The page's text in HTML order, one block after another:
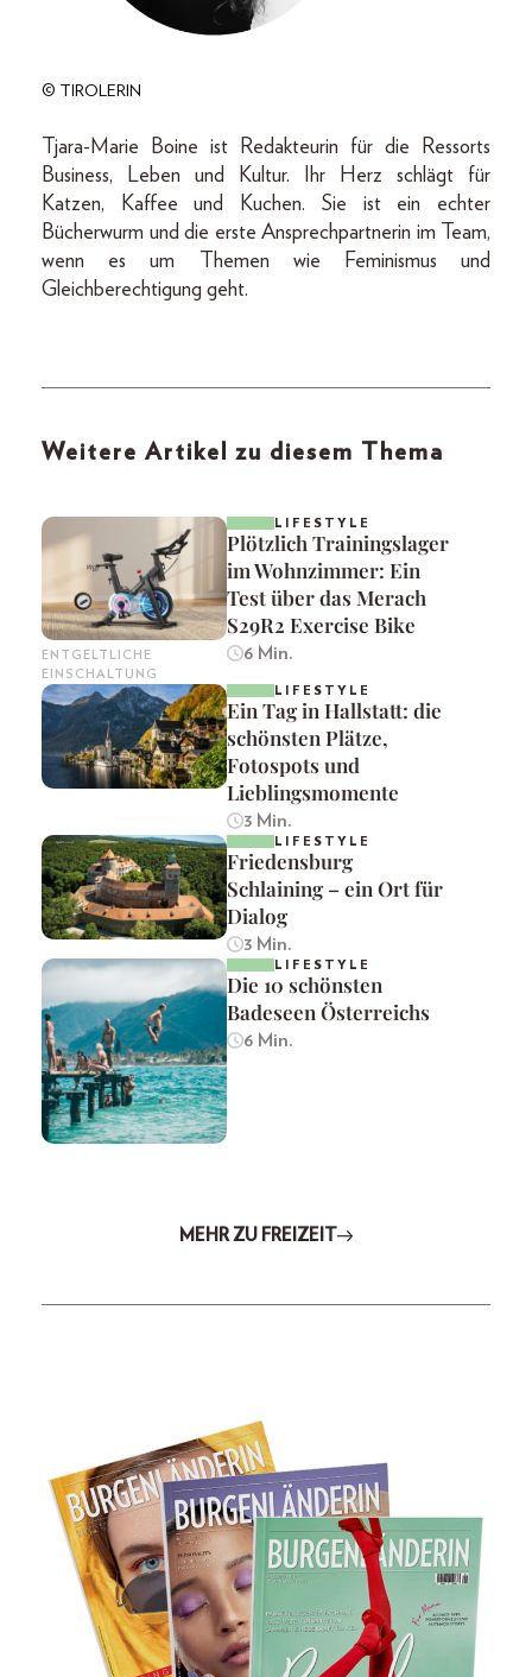
© TIROLERIN
Tjara-Marie Boine ist Redakteurin für die Ressorts
Business, Leben und Kultur. Ihr Herz schlägt für
Katzen, Kaffee und Kuchen. Sie ist ein echter
Bücherwurm und die erste Ansprechpartnerin im Team,
wenn es um Themen wie Feminismus und
Gleichberechtigung geht.
Weitere Artikel zu diesem Thema
ENTGELTLICHE
EINSCHALTUNG
LIFESTYLE
Plötzlich Trainingslager
im Wohnzimmer: Ein
Test über das Merach
S29R2 Exercise Bike
6 Min.
LIFESTYLE
Ein Tag in Hallstatt: die
schönsten Plätze,
Fotospots und
Lieblingsmomente
3 Min.
LIFESTYLE
Friedensburg
Schlaining – ein Ort für
Dialog
3 Min.
LIFESTYLE
Die 10 schönsten
Badeseen Österreichs
6 Min.
MEHR ZU FREIZEIT